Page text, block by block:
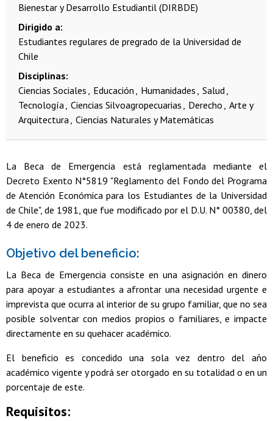
Bienestar y Desarrollo Estudiantil (DIRBDE)
Dirigido a
Estudiantes regulares de pregrado de la Universidad de
Chile
Disciplinas
Ciencias Sociales
Educación Humanidades Salud
Tecnología Ciencias Silvoagropecuarias Derecho Arte y
Arquitectura Ciencias Naturales y Matemáticas
La Beca de Emergencia está reglamentada mediante el
Decreto Exento N°5819 "Reglamento del Fondo del Programa
de Atención Económica para los Estudiantes de la Universidad
de Chile", de 1981, que fue modificado por el D.U. N° 00380, del
4 de enero de 2023.
Objetivo del beneficio:
La Beca de Emergencia consiste en una asignación en dinero
para apoyar a estudiantes a afrontar una necesidad urgente e
imprevista que ocurra al interior de su grupo familiar, que no sea
posible solventar con medios propios o familiares, e impacte
directamente en su quehacer académico.
El beneficio es concedido una sola vez dentro del año
académico vigente y podrá ser otorgado en su totalidad o en un
porcentaje de este.
Requisitos: